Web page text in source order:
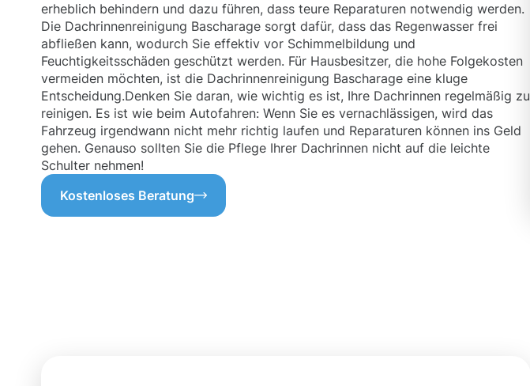
erheblich behindern und dazu führen, dass teure Reparaturen notwendig werden.
Die Dachrinnenreinigung Bascharage sorgt dafür, dass das Regenwasser frei
abfließen kann, wodurch Sie effektiv vor Schimmelbildung und
Feuchtigkeitsschäden geschützt werden. Für Hausbesitzer, die hohe Folgekosten
vermeiden möchten, ist die Dachrinnenreinigung Bascharage eine kluge
Entscheidung.Denken Sie daran, wie wichtig es ist, Ihre Dachrinnen regelmäßig zu
reinigen. Es ist wie beim Autofahren: Wenn Sie es vernachlässigen, wird das
Fahrzeug irgendwann nicht mehr richtig laufen und Reparaturen können ins Geld
gehen. Genauso sollten Sie die Pflege Ihrer Dachrinnen nicht auf die leichte
Schulter nehmen!
Kostenloses Beratung